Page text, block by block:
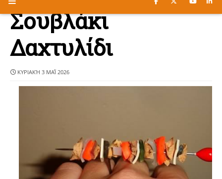
Σουβλάκι
Δαχτυλίδι
ΚΥΡΙΑΚΉ 3 ΜΑΪ́ 2026